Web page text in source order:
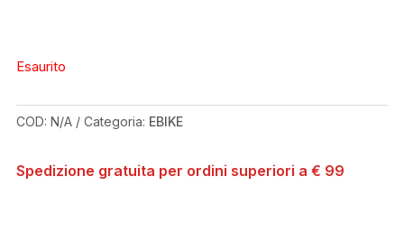
Esaurito
COD: N/A Categoria: EBIKE
Spedizione gratuita per ordini superiori a € 99